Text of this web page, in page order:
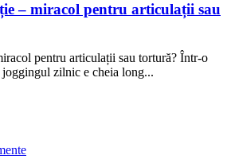
– miracol pentru articulații sau
pentru articulații sau tortură? Într-o
zilnic e cheia long...